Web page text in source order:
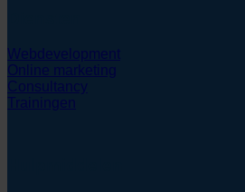
Webdevelopment
Online marketing
Consultancy
Trainingen